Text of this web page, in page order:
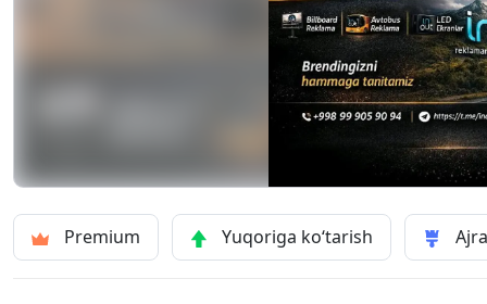
Premium Yuqoriga ko‘tarish